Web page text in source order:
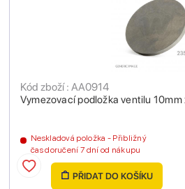
Vymezovací podložka ventilu
Kód zboží : AA0914
Neskladová položka - Přibližný
čas doručení 7 dní od nákupu
PŘIDAT DO KOŠÍKU